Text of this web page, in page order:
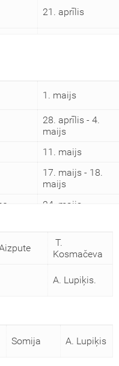
21. aprīlis
1. maijs
28. aprīlis - 4.
maijs
11. maijs
17. maijs - 18.
maijs
24. maijs
23. - 25. maijs
31. maijs - 1.
T.
Kosmačeva
A. Lupiķis.
Somija A. Lupiķis